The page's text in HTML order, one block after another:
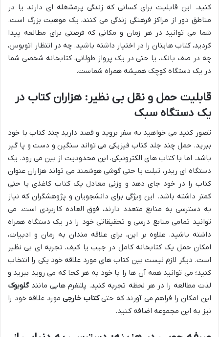
کنید. این قابلیت برای کسانی که زندگی پرمشغله ای دارند یا در
مناطق دور از مراکز فرهنگی زندگی می کنند، یک موهبت بزرگ است.
شما می توانید در هر زمان و مکانی که فرصتی برای مطالعه پیدا
کردید، کتاب هایتان را در اختیار داشته باشید. چه در انتظار اتوبوس،
چه در صف بانک، یا حتی در یک پرواز طولانی، کتابخانه شخصی شما
در یک دستگاه کوچک همیشه همراه شماست.
قابلیت حمل و نقل بی نظیر: هزاران کتاب در
یک دستگاه سبک
تصور کنید می خواهید به سفر بروید و قصد دارید چند کتاب با خود
ببرید. حمل چند جلد کتاب فیزیکی می تواند سنگین و دست و پا گیر
باشد. اما با کتاب های الکترونیکی، این محدودیت از بین می رود. یک
دستگاه ای ریدر، تبلت یا حتی گوشی هوشمند می تواند هزاران عنوان
کتاب را در خود جای دهد و وزنی معادل یک کتاب کاغذی یا حتی
کمتر داشته باشد. این ویژگی برای دانشجویان و پژوهشگران که نیاز
به دسترسی به منابع متعدد دارند، فوق العاده کاربردی است. می
توانید تمامی منابع درسی و تحقیقاتی خود را در یک دستگاه همراه
داشته باشید. علاوه بر این، برای علاقه مندان به رمان و ادبیات،
امکان حمل یک کتابخانه کامل در جیب یا کیف، تجربه ای بی نظیر
است. دیگر لازم نیست بین کتاب های مورد علاقه خود یکی را انتخاب
کنید؛ می توانید همه آن ها را با خود به هر کجا که می روید ببرید و
لذت مطالعه را در هر لحظه تجربه کنید. پلتفرم هایی مانندگلوبوک
این امکان را فراهم می آورند که حتیکتاب خارجیمورد علاقه خود را
نیز به این مجموعه اضافه کنید.